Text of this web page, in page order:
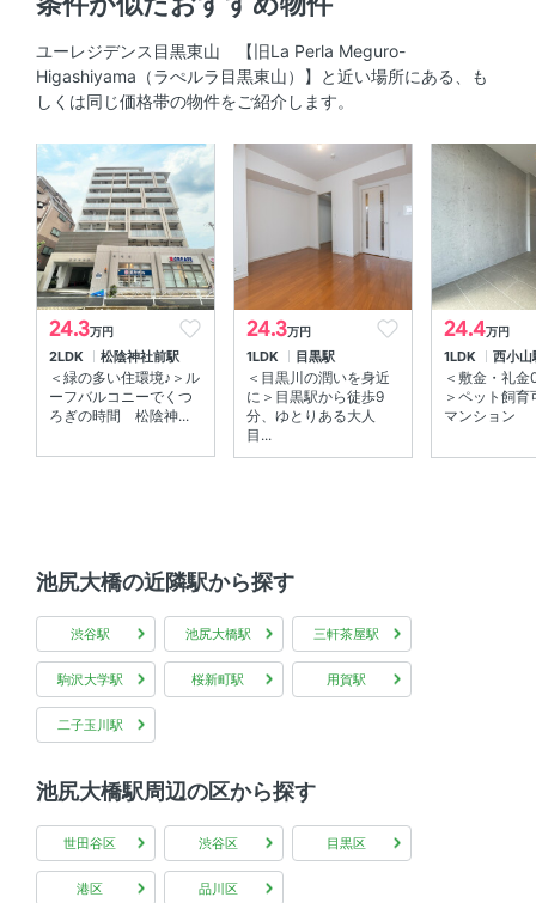
セキュリティ
ラ
室内設備
室内洗濯機置場 、 エアコン
部屋の特徴
バルコニー 、 全居室フローリング 、 角部屋 、 メゾネッ
ト
インターネット無料
ユーレジデンス目黒東山 【旧La Perla Meguro-
Higashiyama（ラぺルラ目黒東山）】と近い場所にある、も
しくは同じ価格帯の物件をご紹介します。
24.3万円
2LDK 松陰神社前駅
＜緑の多い住環境♪＞ル
ーフバルコニーでくつ
ろぎの時間 松陰神...
24.3万円
1LDK 目黒駅
＜目黒川の潤いを身近
に＞目黒駅から徒歩9
分、ゆとりある大人
目...
24.4万円
1LDK 西小山
＜敷金・礼
＞ペット飼育
マンション
池尻大橋の近隣駅から探す
渋谷駅 池尻大橋駅 三軒茶屋駅
駒沢大学駅 桜新町駅 用賀駅
二子玉川駅
池尻大橋駅周辺の区から探す
世田谷区 渋谷区 目黒区
港区 品川区